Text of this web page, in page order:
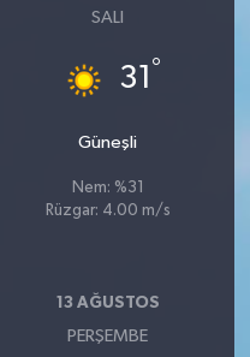
SALI
31 °
Güneşli
Nem: %31
Rüzgar: 4.00 m/s
13 AĞUSTOS
PERŞEMBE